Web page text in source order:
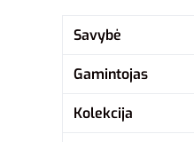
Savybė
Gamintojas
Kolekcija